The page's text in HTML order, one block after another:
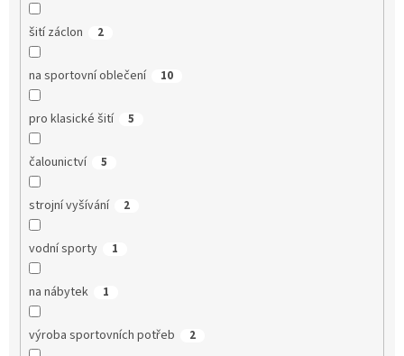
šití záclon 2
na sportovní oblečení 10
pro klasické šití 5
čalounictví 5
strojní vyšívání 2
vodní sporty 1
na nábytek 1
výroba sportovních potřeb 2